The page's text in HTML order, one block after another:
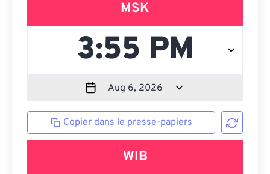
MSK
Copier dans le presse-papiers
WIB